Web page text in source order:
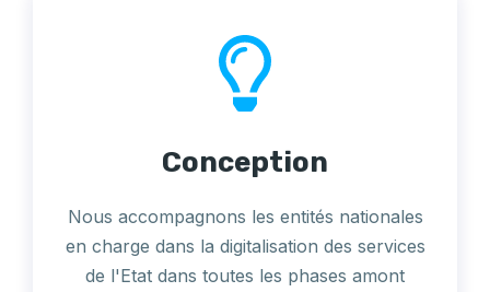
Conception
Nous accompagnons les entités nationales
en charge dans la digitalisation des services
de l'Etat dans toutes les phases amont